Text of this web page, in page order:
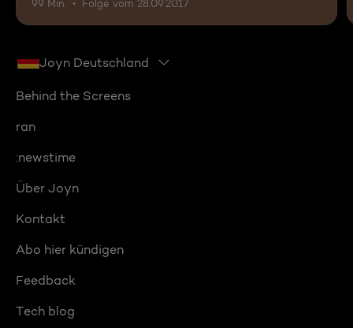
99 Min. Folge vom 28.09.2017
Joyn Deutschland
Behind the Screens
ran
:newstime
Über Joyn
Kontakt
Abo hier kündigen
Feedback
Tech blog